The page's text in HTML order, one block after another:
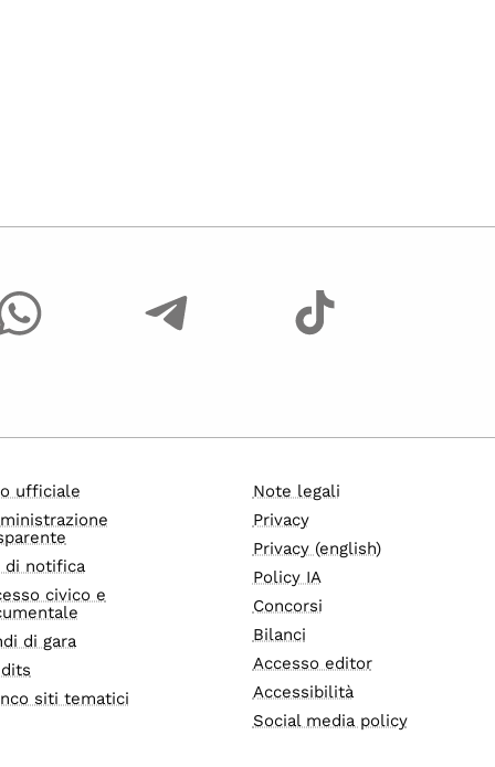
ufficiale
di notifica
civico e
di gara
siti tematici
Note legali
Privacy
Privacy (english)
Policy IA
Concorsi
Bilanci
Accesso editor
Accessibilità
Social media policy